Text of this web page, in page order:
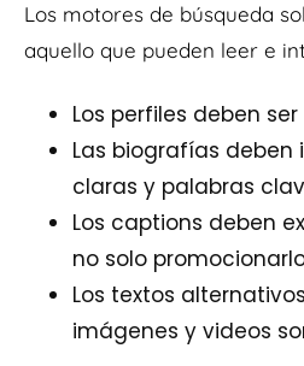
Los motores de búsqueda
aquello que pueden leer e
Los perfiles deben
Las biografías deben
claras y palabras
Los captions deben
no solo
Los textos
imágenes y videos